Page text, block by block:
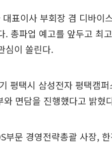
표이사 부회장 겸 디바이
총파업 예고를 앞두고 최
심이 쏠린다.
평택시 삼성전자 평택캠
면담을 진행했다고 밝혔
문 경영전략총괄 사장,